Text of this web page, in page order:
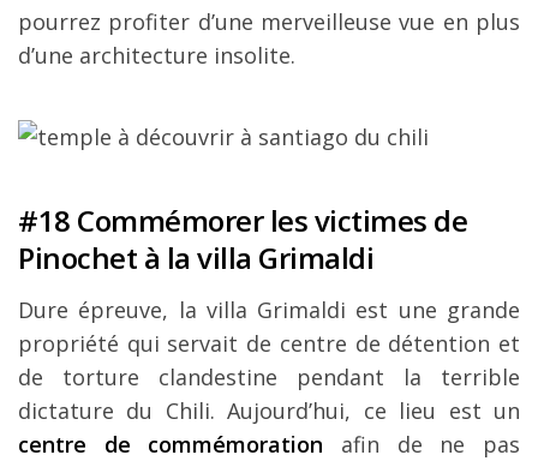
pourrez profiter d’une merveilleuse vue en plus
d’une architecture insolite.
#18 Commémorer les victimes de
Pinochet à la villa Grimaldi
Dure épreuve, la villa Grimaldi est une grande
propriété qui servait de centre de détention et
de torture clandestine pendant la terrible
dictature du Chili. Aujourd’hui, ce lieu est un
centre de commémoration afin de ne pas